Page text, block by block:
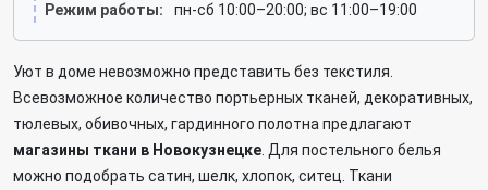
Режим работы:
пн-сб 10:00–20:00; вс 11:00–19:00
Уют в доме невозможно представить без текстиля.
Всевозможное количество портьерных тканей, декоративных,
тюлевых, обивочных, гардинного полотна предлагают
магазины ткани в Новокузнецке . Для постельного белья
можно подобрать сатин, шелк, хлопок, ситец. Ткани